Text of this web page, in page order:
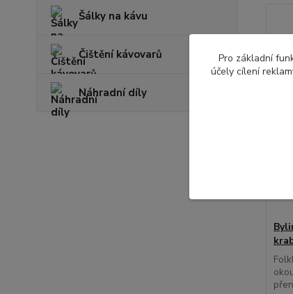
Šálky na kávu
Čištění kávovarů
Náhradní díly
Pro základní
účely cílení